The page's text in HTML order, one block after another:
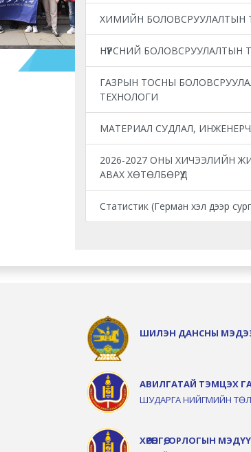
ХИМИЙН БОЛОВСРУУЛАЛТЫН
НҮҮРСНИЙ БОЛОВСРУУЛАЛТЫН
ГАЗРЫН ТОСНЫ
ТЕХНОЛОГИ
МАТЕРИАЛ СУДЛАЛ,
2026-2027 ОНЫ ХИЧЭЭЛИЙН
АВАХ ХӨТӨЛБӨРҮҮД
Статистик (Герман хэл дээр
ШИЛЭН ДАНСНЫ
АВИЛГАТАЙ ТЭМЦЭХ
ШУДАРГА НИЙГМИЙН
ХӨРӨНГӨ, ОРЛОГЫН